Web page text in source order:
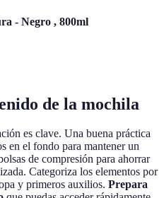
- Negro , 800ml
de la mochila
es clave. Una buena práctica
en el fondo para mantener un
de compresión para ahorrar
Categoriza los elementos por
y primeros auxilios. Prepara